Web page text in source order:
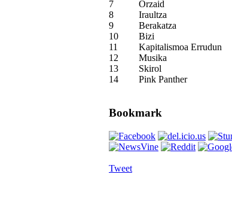
7
Orzaid
8
Iraultza
9
Berakatza
10
Bizi
11
Kapitalismoa Errudun
12
Musika
13
Skirol
14
Pink Panther
Bookmark
Tweet